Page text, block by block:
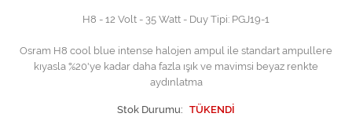
H8 - 12 Volt - 35 Watt - Duy Tipi: PGJ19-1
Osram H8 cool blue intense halojen ampul ile standart ampullere
kıyasla %20'ye kadar daha fazla ışık ve mavimsi beyaz renkte
aydınlatma
Stok Durumu: TÜKENDİ